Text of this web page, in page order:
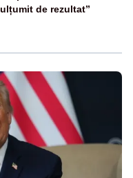
de rezultat”